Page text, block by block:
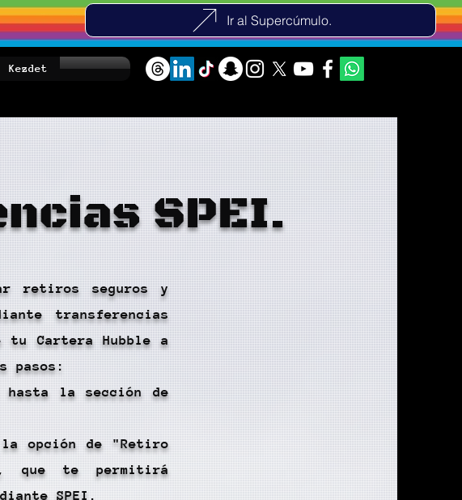
Ir al Supercúmulo.
Kezdet
SPEI.
retiros seguros y
transferencias
Cartera Hubble a
pasos:
hasta la sección de
la opción de "Retiro
que te permitirá
SPEI.